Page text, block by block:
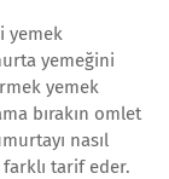
yemek
yemeğini
yemek
bırakın omlet
nasıl
tarif eder.